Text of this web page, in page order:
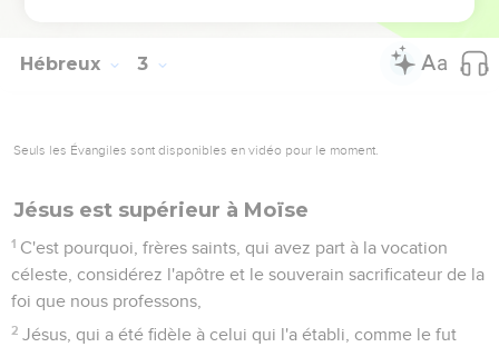
Hébreux 3
Seuls les Évangiles sont disponibles en vidéo pour le moment.
Jésus est supérieur à Moïse
1 C'est pourquoi, frères saints, qui avez part à la vocation
céleste, considérez l'apôtre et le souverain sacrificateur de la
foi que nous professons,
2 Jésus, qui a été fidèle à celui qui l'a établi, comme le fut